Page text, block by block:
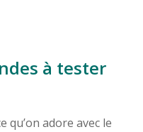
à tester
qu’on adore avec le